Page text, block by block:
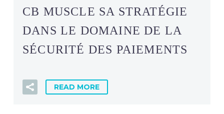
CB MUSCLE SA STRATÉGIE
DANS LE DOMAINE DE LA
SÉCURITÉ DES PAIEMENTS
READ MORE